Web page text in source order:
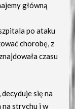
główną
po ataku
chorobę, z
czasu
się na
na strychu i w